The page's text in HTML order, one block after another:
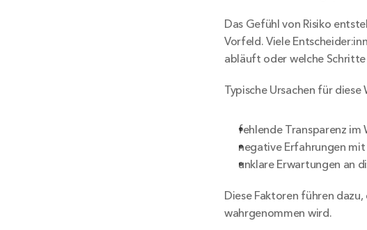
Das Gefühl von Risiko
Vorfeld. Viele
abläuft oder welche
Typische Ursachen für diese
fehlende Transparenz im
negative Erfahrungen
unklare Erwartungen an
Diese Faktoren führen
wahrgenommen wird.